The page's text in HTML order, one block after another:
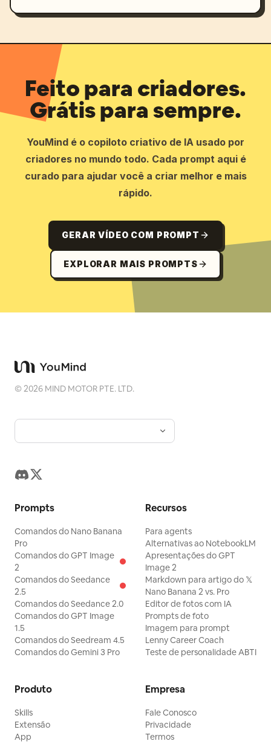
Feito para criadores.
Grátis para sempre.
YouMind é o copiloto criativo de IA usado por
criadores no mundo todo. Cada prompt aqui é
curado para ajudar você a criar melhor e mais
rápido.
GERAR VÍDEO COM PROMPT
EXPLORAR MAIS PROMPTS
©2026 MIND MOTOR PTE. LTD.
Prompts
Comandos do Nano Banana
Pro
Comandos do GPT Image
2
Comandos do Seedance
2.5
Comandos do Seedance 2.0
Comandos do GPT Image
1.5
Comandos do Seedream 4.5
Comandos do Gemini 3 Pro
Recursos
Para agents
Alternativas ao NotebookLM
Apresentações do GPT
Image 2
Markdown para artigo do 𝕏
Nano Banana 2 vs. Pro
Editor de fotos com IA
Prompts de foto
Imagem para prompt
Lenny Career Coach
Teste de personalidade ABTI
Produto
Skills
Extensão
App
Empresa
Fale Conosco
Privacidade
Termos